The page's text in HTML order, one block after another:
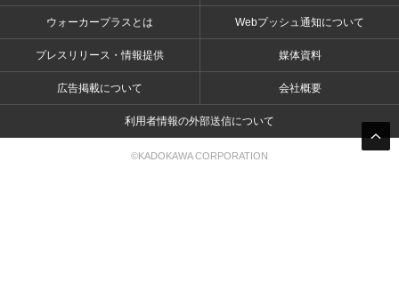
ウォーカープラスとは Webプッシュ通知について
プレスリリース・情報提供 媒体資料
広告掲載について 会社概要
利用者情報の外部送信について
©KADOKAWA CORPORATION